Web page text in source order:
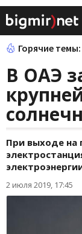
Горячие темы:
В ОАЭ
При выходе на
2 июля 2019, 17:45